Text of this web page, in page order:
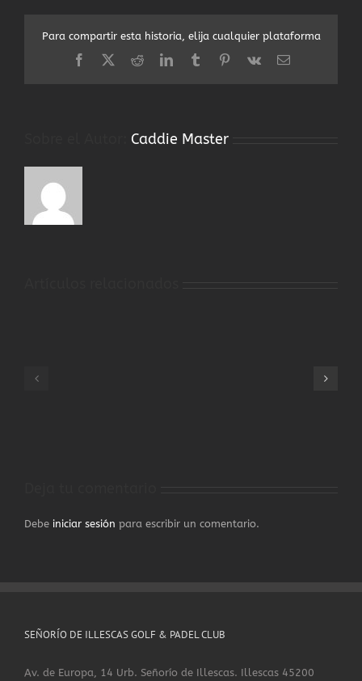
Para compartir esta historia, elija cualquier plataforma
Facebook
X RedditLinkedInTumblrPinterest
Vk
Correo
Caddie Master
Debe iniciar sesión para escribir un comentario.
SEÑORÍO DE ILLESCAS GOLF & PADEL CLUB
Av. de Europa, 14 Urb. Señorío de Illescas. Illescas 45200